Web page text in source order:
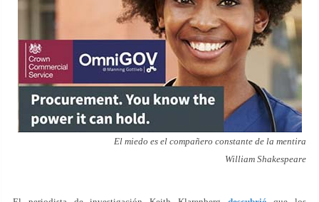
El miedo es el compañero constante de la mentira
William Shakespeare